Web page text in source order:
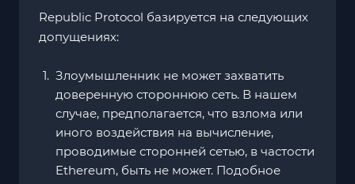
Republic Protocol базируется на следующих
допущениях:
Злоумышленник не может захватить
доверенную стороннюю сеть. В нашем
случае, предполагается, что взлома или
иного воздействия на вычисление,
проводимые сторонней сетью, в частости
Ethereum, быть не может. Подобное